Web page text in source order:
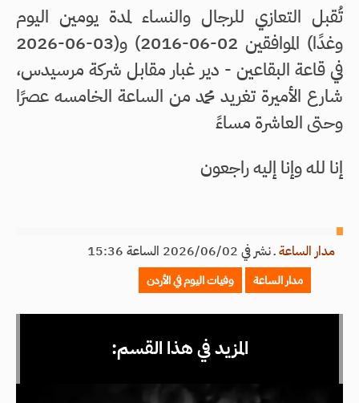
تُقبل التعازي للرجال والنساء لمدة يومين اليوم
وغدًا) الموافقين 02-06-2016) و(03-06-2026
في قاعة البقاعين - دير غبار مقابل شركة مرسيدس،
شارع الأميرة تغريد محمد من الساعة الخامسه عصرًا
وحتى العاشرة مساءً
إنا لله وإنا إليه راجعون
مدار الساعةـنشر في 2026/06/02 الساعة 15:36
مدار الساعة وفيات اليوم في الأردن
المزيد في هذا القسم: